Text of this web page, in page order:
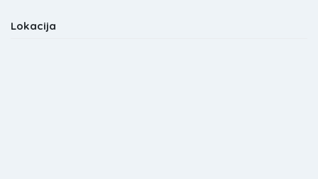
Lokacija